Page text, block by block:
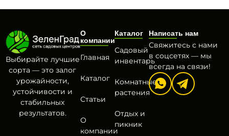
Выбирайте лучшие
сорта — это залог
урожайности,
устойчивости и
стабильных
результатов.
О
компании
Главная
Каталог
Статьи
О
компании
Каталог
Садовый
инвентарь
Комнатные
растения
Отдых и
пикник
Написать нам
Свяжитесь с нами
в соцсетях — мы
всегда на связи!